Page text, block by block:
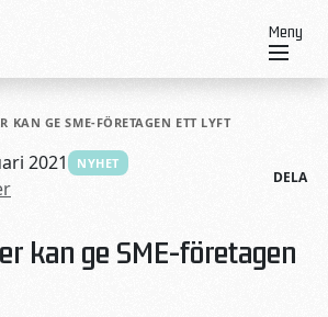
Meny
KAN GE SME-FÖRETAGEN ETT LYFT
2021 NYHET
DELA
kan ge SME-företagen